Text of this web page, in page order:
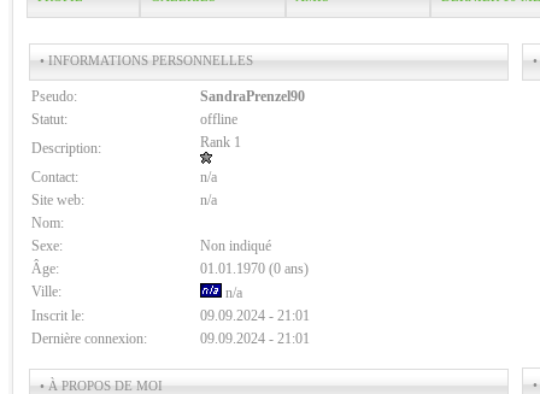
• INFORMATIONS PERSONNELLES
Pseudo:
SandraPrenzel90
Statut:
offline
Description:
Rank 1
Contact:
n/a
Site web:
n/a
Nom:
Sexe:
Non indiqué
Âge:
01.01.1970 (0 ans)
Ville:
n/a
Inscrit le:
09.09.2024 - 21:01
Dernière connexion:
09.09.2024 - 21:01
• À PROPOS DE MOI
•
•